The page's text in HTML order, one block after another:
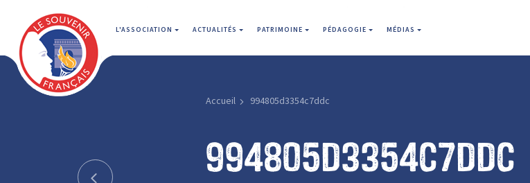
L'ASSOCIATION ACTUALITÉS PATRIMOINE PÉDAGOGIE MÉDIAS
Accueil 994805d3354c7ddc
994805d3354c7ddc